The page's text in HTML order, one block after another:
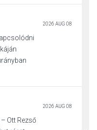
2026 AUG 08
2026 AUG 08
– Ott Rezső